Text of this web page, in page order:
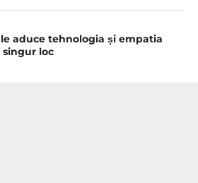
aduce tehnologia și empatia
loc